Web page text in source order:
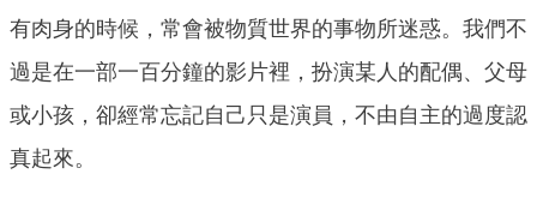
有肉身的時候，常會被物質世界的事物所迷惑。我們不
過是在一部一百分鐘的影片裡，扮演某人的配偶、父母
或小孩，卻經常忘記自己只是演員，不由自主的過度認
真起來。